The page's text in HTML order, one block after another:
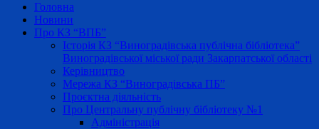
Головна
Новини
Про КЗ “ВПБ”
Історія КЗ “Виноградівська публічна бібліотека”
Виноградівської міської ради Закарпатської області
Керівництво
Мережа КЗ “Виноградівська ПБ”
Проєктна діяльність
Про Центральну публічну бібліотеку №1
Адміністрація